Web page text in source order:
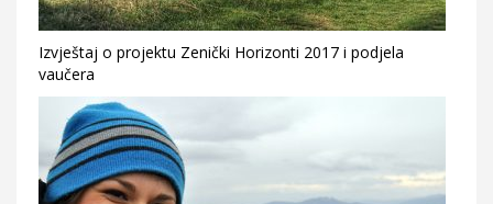
Izvještaj o projektu Zenički Horizonti 2017 i podjela
vaučera